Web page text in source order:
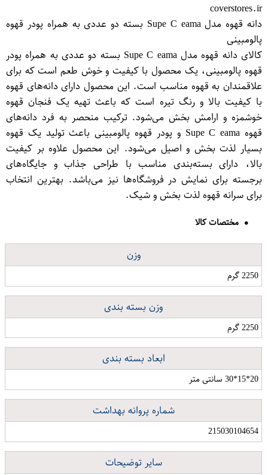
coverstores.ir
دانه قهوه مدل Supe C eama بسته دو عددی به همراه پودر قهوه
پالومبینی
کالای دانه قهوه مدل Supe C eama بسته دو عددی به همراه پودر
قهوه پالومبینی، یک محصول با کیفیت و خوش طعم است که برای
علاقمندان به قهوه مناسب است. این محصول دارای دانه‌های قهوه
با کیفیت بالا و رنگ تیره است که باعث تهیه یک فنجان قهوه
خوشمزه و ارامش بخش می‌شود. ترکیب منحصر به فرد دانه‌های
قهوه Supe C eama و پودر قهوه پالومبینی باعث تولید یک قهوه
بسیار لذت بخش و اصیل می‌شود. این محصول علاوه بر کیفیت
بالا، دارای بسته‌بندی مناسب با طراحی جذاب و جایگاه‌های
برجسته برای نمایش در فروشگاه‌ها نیز می‌باشد. بهترین انتخاب
برای سرانه قهوه لذت بخش و شیک.
مختصات کالا
وزن
2250 گرم
وزن بسته بندی
2250 گرم
ابعاد بسته بندی
20*15*30 سانتی متر
شماره پروانه بهداشت
215030104654
سایر توضیحات